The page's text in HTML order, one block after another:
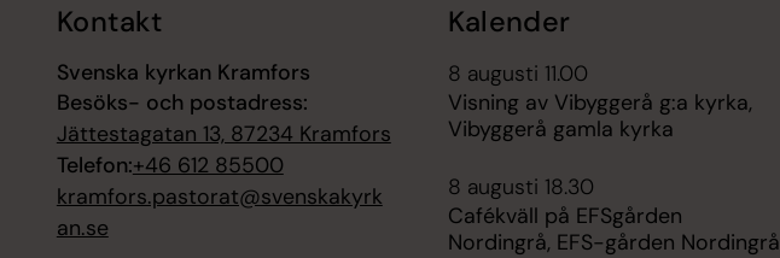
Kontakt
Svenska kyrkan Kramfors
Besöks- och postadress:
Jättestagatan 13, 87234 Kramfors
Telefon:+46 612 85500
kramfors.pastorat@svenskakyrk
an.se
Kalender
8 augusti 11.00
Visning av Vibyggerå g:a kyrka,
Vibyggerå gamla kyrka
8 augusti 18.30
Cafékväll på EFSgården
Nordingrå, EFS-gården Nordingrå